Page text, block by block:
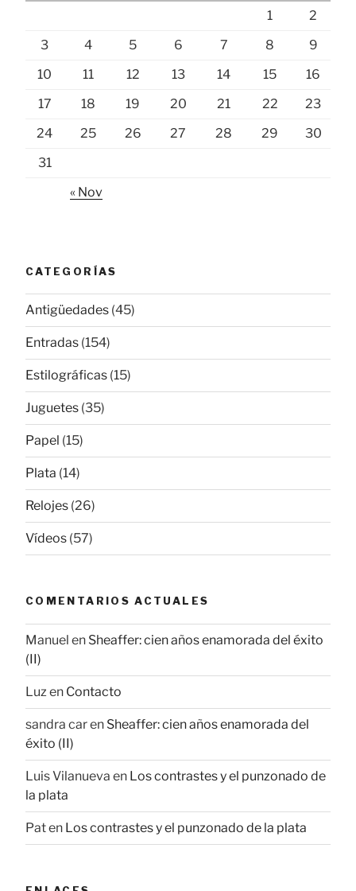
1
2
3
4 5 6 7 8
9
10
11 12 13 14 15
16
17
18 19 20 21 22
23
24
25 26 27 28 29
30
31
« Nov
CATEGORÍAS
Antigüedades (45)
Entradas (154)
Estilográficas (15)
Juguetes (35)
Papel (15)
Plata (14)
Relojes (26)
Vídeos (57)
COMENTARIOS ACTUALES
Manuel en Sheaffer: cien años enamorada del éxito
(II)
Luzen Contacto
sandra caren Sheaffer: cien años enamorada del
éxito (II)
Luis Vilanueva en Los contrastes y el punzonado de
la plata
Paten Los contrastes y el punzonado de la plata